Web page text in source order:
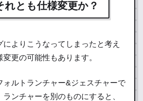
れとも仕様変更か？
によりこうなってしまったと考え
更の可能性もあります。
ォルトランチャー&ジェスチャーで
ンチャーを別のものにすると、